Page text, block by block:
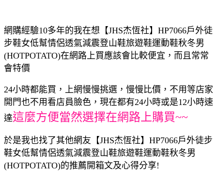
網購經驗10多年的我在想【JHS杰恆社】HP7066戶外徒
步鞋女低幫情侶透氣減震登山鞋旅遊鞋運動鞋秋冬男
(HOTPOTATO)在網路上買應該會比較便宜，而且常常
會特價
24小時都能買，上網慢慢挑選，慢慢比價，不用等店家
開門也不用看店員臉色，現在都有24小時或是12小時速
達這麼方便當然選擇在網路上購買~~
於是我也找了其他網友【JHS杰恆社】HP7066戶外徒步
鞋女低幫情侶透氣減震登山鞋旅遊鞋運動鞋秋冬男
(HOTPOTATO)的推薦開箱文及心得分享!